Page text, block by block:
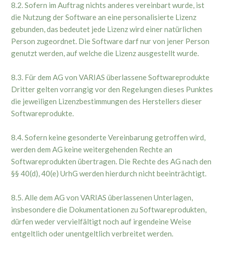
8.2. Sofern im Auftrag nichts anderes vereinbart wurde, ist
die Nutzung der Software an eine personalisierte Lizenz
gebunden, das bedeutet jede Lizenz wird einer natürlichen
Person zugeordnet. Die Software darf nur von jener Person
genutzt werden, auf welche die Lizenz ausgestellt wurde.
8.3. Für dem AG von VARIAS überlassene Softwareprodukte
Dritter gelten vorrangig vor den Regelungen dieses Punktes
die jeweiligen Lizenzbestimmungen des Herstellers dieser
Softwareprodukte.
8.4. Sofern keine gesonderte Vereinbarung getroffen wird,
werden dem AG keine weitergehenden Rechte an
Softwareprodukten übertragen. Die Rechte des AG nach den
§§ 40(d), 40(e) UrhG werden hierdurch nicht beeinträchtigt.
8.5. Alle dem AG von VARIAS überlassenen Unterlagen,
insbesondere die Dokumentationen zu Softwareprodukten,
dürfen weder vervielfältigt noch auf irgendeine Weise
entgeltlich oder unentgeltlich verbreitet werden.